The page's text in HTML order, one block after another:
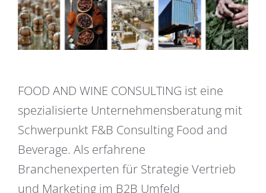
FOOD AND WINE CONSULTING ist eine
spezialisierte Unternehmensberatung mit
Schwerpunkt F&B Consulting Food and
Beverage. Als erfahrene
Branchenexperten für Strategie Vertrieb
und Marketing im B2B Umfeld